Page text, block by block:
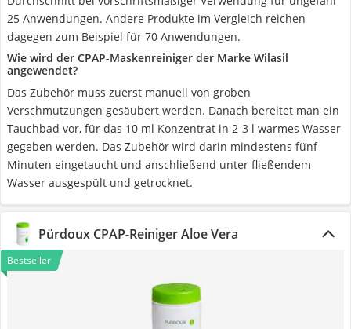
25 Anwendungen. Andere Produkte im Vergleich reichen
dagegen zum Beispiel für 70 Anwendungen.
Wie wird der CPAP-Maskenreiniger der Marke Wilasil
angewendet?
Das Zubehör muss zuerst manuell von groben
Verschmutzungen gesäubert werden. Danach bereitet man ein
Tauchbad vor, für das 10 ml Konzentrat in 2-3 l warmes Wasser
gegeben werden. Das Zubehör wird darin mindestens fünf
Minuten eingetaucht und anschließend unter fließendem
Wasser ausgespült und getrocknet.
Pürdoux CPAP-Reiniger Aloe Vera
Bestseller